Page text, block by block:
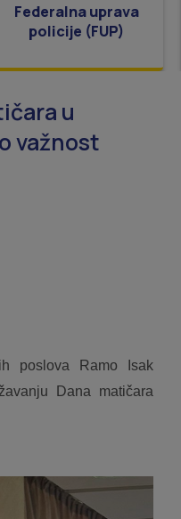
Federalna uprava
policije (FUP)
u
važnost
poslova Ramo Isak
Dana matičara